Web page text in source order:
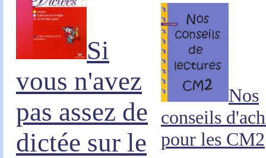
Si
vous n'avez
pas assez de
dictée sur le
Nos
conseils
pour les CM2